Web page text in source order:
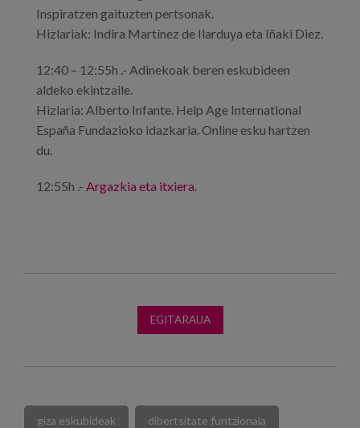
Inspiratzen gaituzten pertsonak.
Hizlariak: Indira Martínez de Ilarduya eta Iñaki Diez.
12:40 – 12:55h .- Adinekoak beren eskubideen
aldeko ekintzaile.
Hizlaria: Alberto Infante. Help Age International
España Fundazioko idazkaria. Online esku hartzen
du.
12:55h .- Argazkia eta itxiera
EGITARAUA
giza eskubideak dibertsitate funtzionala